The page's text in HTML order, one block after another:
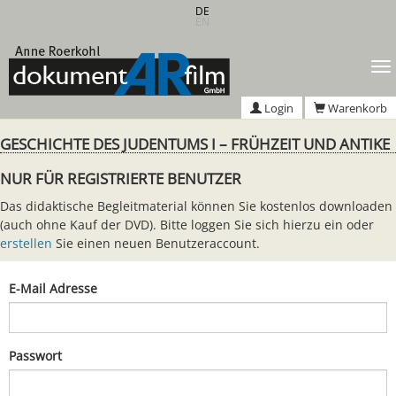
springen
DE
Login Warenkorb
GESCHICHTE DES JUDENTUMS I – FRÜHZEIT UND ANTIKE
NUR FÜR REGISTRIERTE BENUTZER
Das didaktische Begleitmaterial können Sie kostenlos downloaden
(auch ohne Kauf der DVD). Bitte loggen Sie sich hierzu ein oder
erstellen Sie einen neuen Benutzeraccount.
E-Mail Adresse
Passwort